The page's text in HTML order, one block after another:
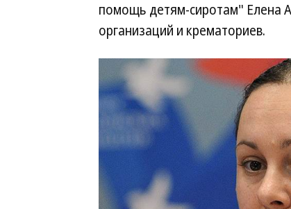
помощь детям-сиротам" Елена
организаций и крематориев.